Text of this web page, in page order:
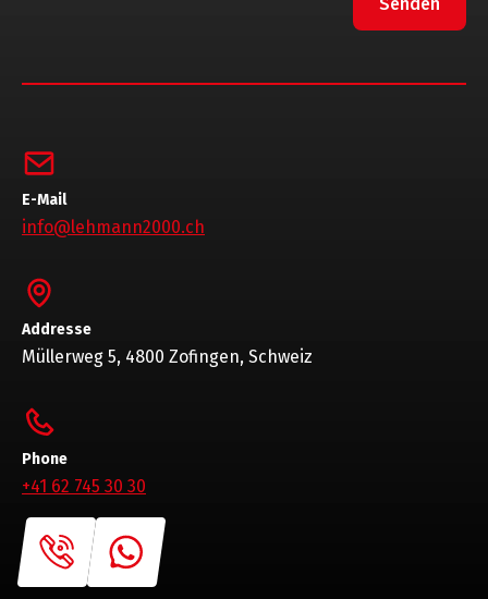
E-Mail
info@lehmann2000.ch
Addresse
Müllerweg 5, 4800 Zofingen, Schweiz
Phone
+41 62 745 30 30